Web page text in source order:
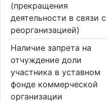
(прекращения
деятельности в связи с
реорганизацией)
Наличие запрета на
отчуждение доли
участника в уставном
фонде коммерческой
организации